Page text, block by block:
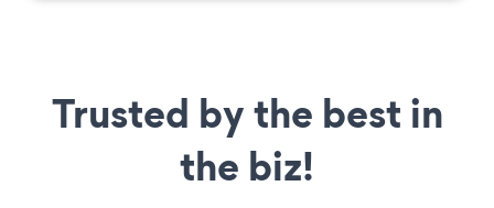
Trusted by the best in
the biz!